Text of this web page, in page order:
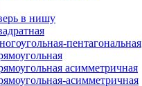
в нишу
пентагональная
асимметричная
асимметричная